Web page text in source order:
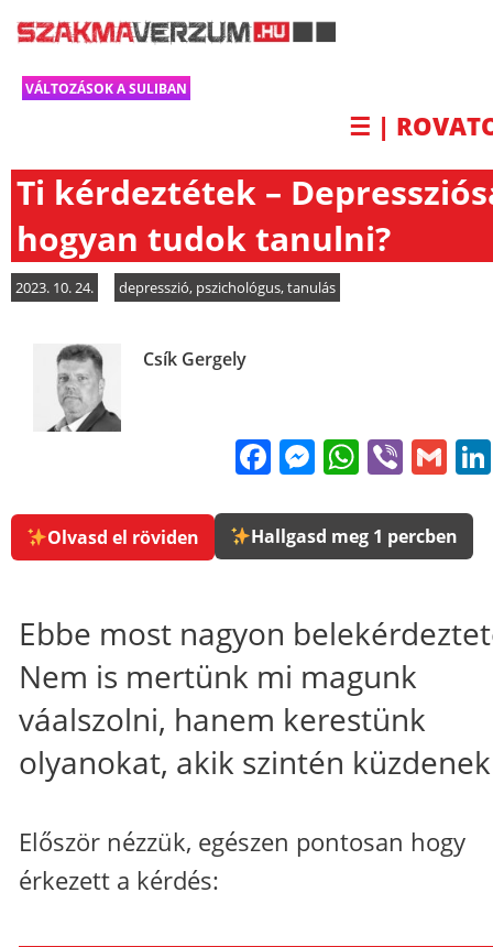
VÁLTOZÁSOK A SULIBAN
☰ |
Ti kérdeztétek –
hogyan tudok tanulni?
2023. 10. 24. depresszió, pszichológus,tanulás
Csík Gergely
FacebookViber
Olvasd el röviden Hallgasd meg 1 percben
Ebbe most nagyon
Nem is mertünk mi magunk
váalszolni, hanem kerestünk
olyanokat, akik szintén
Először nézzük, egészen pontosan hogy
érkezett a kérdés: